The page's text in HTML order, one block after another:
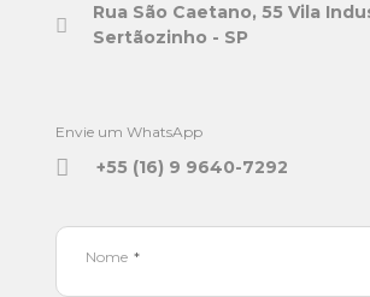
Rua São Caetano, 55 Vila
Sertãozinho - SP
Envie um WhatsApp
+55 (16) 9 9640-7292
Nome